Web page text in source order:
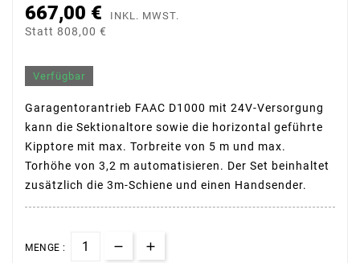
667,00 € INKL. MWST.
Statt 808,00 €
Verfügbar
Garagentorantrieb FAAC D1000 mit 24V-Versorgung
kann die Sektionaltore sowie die horizontal geführte
Kipptore mit max. Torbreite von 5 m und max.
Torhöhe von 3,2 m automatisieren. Der Set beinhaltet
zusätzlich die 3m-Schiene und einen Handsender.
MENGE :